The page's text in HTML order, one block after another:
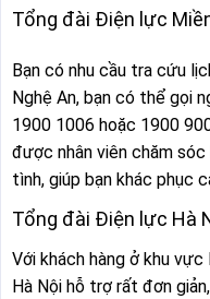
Tổng đài Điện lực
Bạn có nhu cầu tra cứu
Nghệ An, bạn có thể gọi
1900 1006 hoặc 1900
được nhân viên chăm
tình, giúp bạn khác phục
Tổng đài Điện lực Hà
Với khách hàng ở khu
Hà Nội hỗ trợ rất đơn